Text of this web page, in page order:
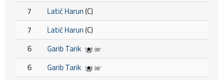
7
Latić Harun(C)
7
Latić Harun(C)
6
Garib Tarik 38'
6 Garib Tarik 38'